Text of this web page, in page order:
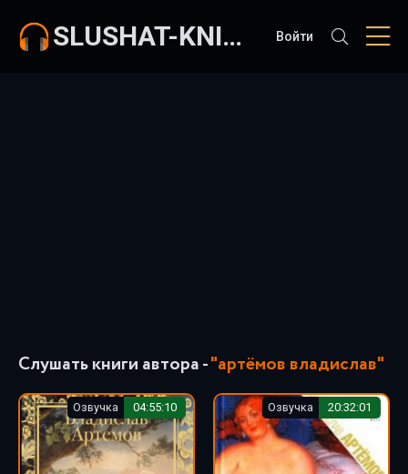
SLUSHAT-KNIGI.COM Войти
Слушать книги автора -"артёмов владислав"
Озвучка 04:55:10 Озвучка 20:32:01